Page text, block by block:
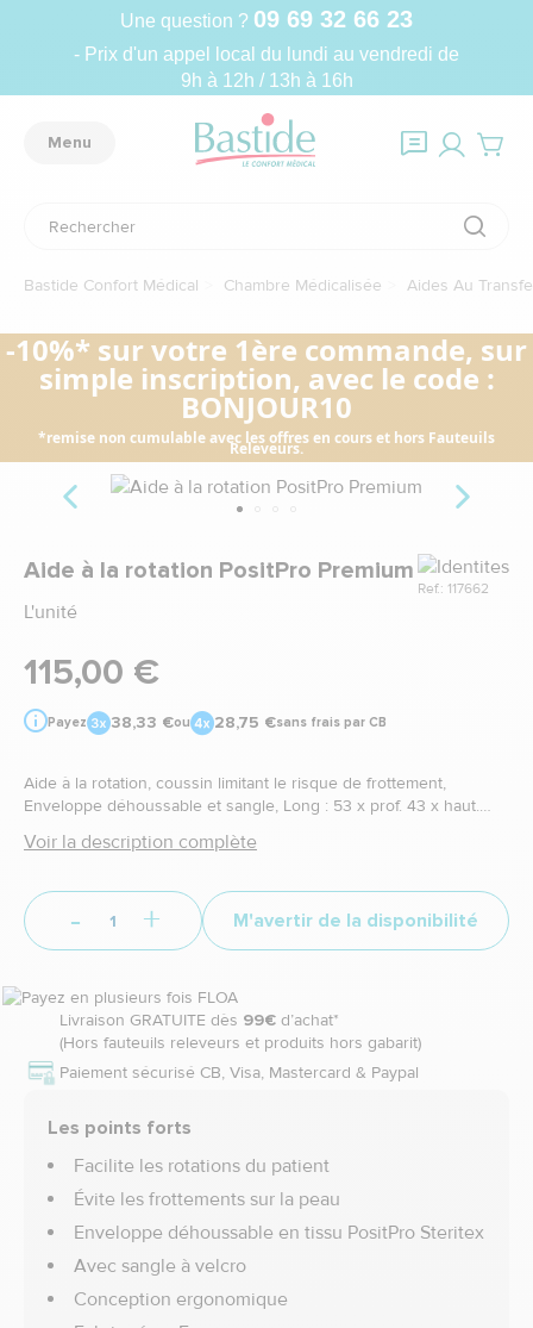
Une question ? 09 69 32 66 23
- Prix d'un appel local du lundi au vendredi de
9h à 12h / 13h à 16h
Menu
Bastide Confort Médical Chambre Médicalisée Aides Au
-10%* sur votre 1ère commande, sur
simple inscription, avec le code :
BONJOUR10
*remise non cumulable avec les offres en cours et hors Fauteuils
Releveurs.
Aide à la rotation PositPro Premium
L'unité
Marque
Ref.: 117662
115,00 €
Payez 38,33 €ou 28,75 €sans frais par CB
Aide à la rotation, coussin limitant le risque de frottement,
Enveloppe déhoussable et sangle, Long : 53 x prof. 43 x haut.
Voir la description complète
- + M'avertir de la disponibilité
Livraison GRATUITE dès 99€ d’achat*
(Hors fauteuils releveurs et produits hors gabarit)
Paiement sécurisé CB, Visa, Mastercard & Paypal
Les points forts
Facilite les rotations du patient
Évite les frottements sur la peau
Enveloppe déhoussable en tissu PositPro Steritex
Avec sangle à velcro
Conception ergonomique